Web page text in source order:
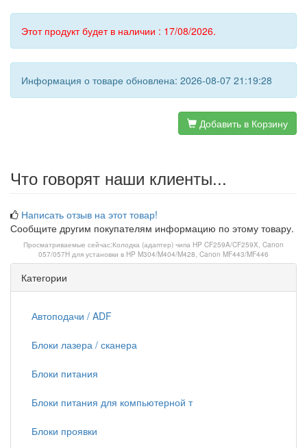
Этот продукт будет в наличии : 17/08/2026.
Информация о товаре обновлена: 2026-08-07 21:19:28
Добавить в Корзину
Что говорят наши клиенты...
Написать отзыв на этот товар!
Сообщите другим покупателям информацию по этому товару.
Просматриваемые сейчас:Колодка (адаптер) чипа HP CF259A/CF259X, Canon
057/057H для установки в HP M304/M404/M428, Canon MF443/MF446
Категории
Автоподачи / ADF
Блоки лазера / сканера
Блоки питания
Блоки питания для компьютерной т
Блоки проявки